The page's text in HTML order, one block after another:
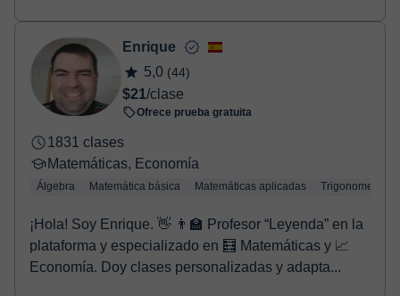
Enrique
5,0 (44)
$21/clase
Ofrece prueba gratuita
1831 clases
Matemáticas, Economía
Álgebra Matemática básica Matemáticas aplicadas Trigonometría
¡Hola! Soy Enrique. 👋 👨‍🏫 Profesor “Leyenda” en la
plataforma y especializado en 🧮 Matemáticas y 📈
Economía. Doy clases personalizadas y adapta...